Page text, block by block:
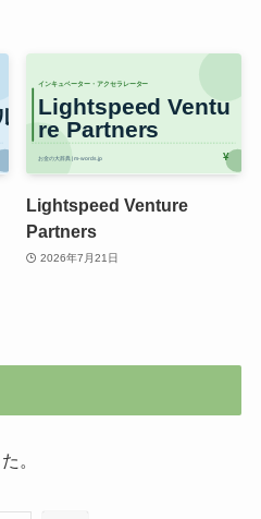
Lightspeed Venture
Partners
2026年7月21日
。